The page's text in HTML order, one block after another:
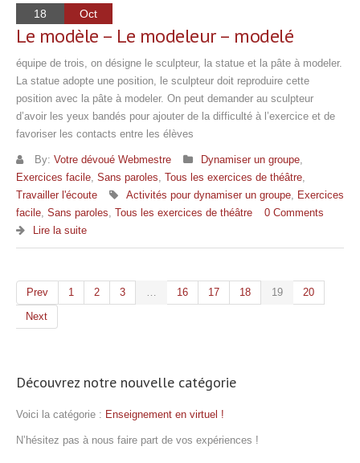
18 Oct
Le modèle – Le modeleur – modelé
équipe de trois, on désigne le sculpteur, la statue et la pâte à modeler.
La statue adopte une position, le sculpteur doit reproduire cette
position avec la pâte à modeler. On peut demander au sculpteur
d’avoir les yeux bandés pour ajouter de la difficulté à l’exercice et de
favoriser les contacts entre les élèves
By: Votre dévoué Webmestre Dynamiser un groupe,
Exercices facile, Sans paroles, Tous les exercices de théâtre,
Travailler l'écoute
Activités pour dynamiser un groupe, Exercices
facile, Sans paroles, Tous les exercices de théâtre
0 Comments
Lire la suite
Prev 1 2 3 … 16 17 18 19
20
Next
Découvrez notre nouvelle catégorie
Voici la catégorie : Enseignement en virtuel !
N’hésitez pas à nous faire part de vos expériences !